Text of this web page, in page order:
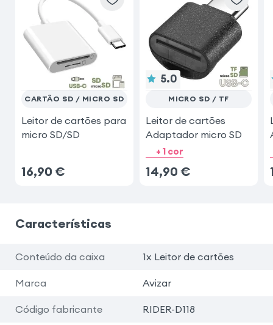
CARTÃO SD / MICRO SD
Leitor de cartões para
micro SD/SD
16,90 €
5.0
MICRO SD / TF
Leitor de cartões
Adaptador micro SD
+ 1 cor
14,90 €
Características
Conteúdo da caixa 1x Leitor de cartões
Marca Avizar
Código fabricante RIDER-D118